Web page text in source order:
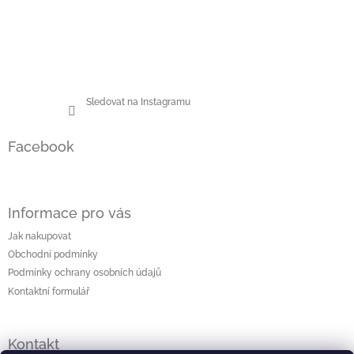
Sledovat na Instagramu
Facebook
Informace pro vás
Jak nakupovat
Obchodní podmínky
Podmínky ochrany osobních údajů
Kontaktní formulář
Kontakt